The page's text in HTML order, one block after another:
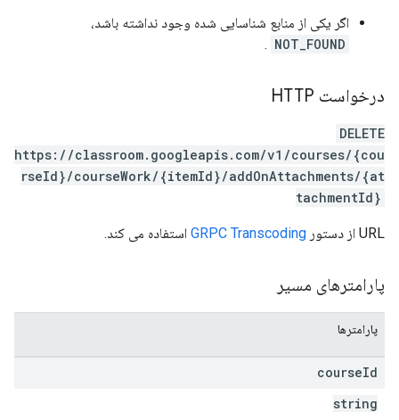
اگر یکی از منابع شناسایی شده وجود نداشته باشد،
NOT_FOUND
.
درخواست HTTP
DELETE
https://classroom.googleapis.com/v1/courses/{cou
rseId}/courseWork/{itemId}/addOnAttachments/{at
tachmentId}
URL از دستور GRPC Transcoding استفاده می کند.
پارامترهای مسیر
پارامترها
courseId
string